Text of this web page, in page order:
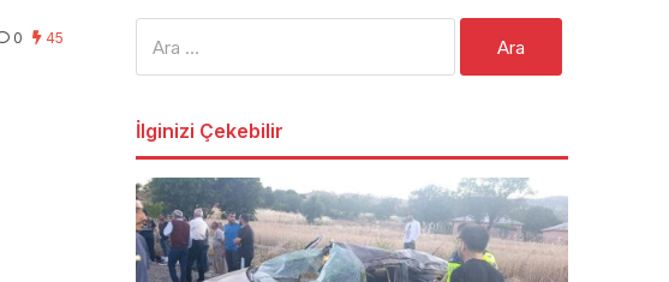
0 45
İlginizi Çekebilir